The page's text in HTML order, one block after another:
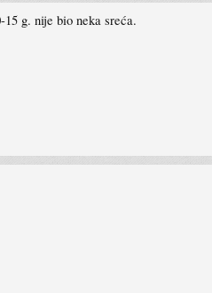
g. nije bio neka sreća.